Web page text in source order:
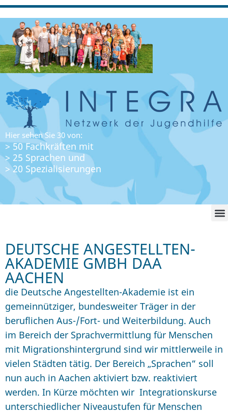
Hier sehen Sie 30 von:
> 50 Fachkräften mit
> 25 Sprachen und
> 20 Spezialisierungen
DEUTSCHE ANGESTELLTEN-
AKADEMIE GMBH DAA
AACHEN
die Deutsche Angestellten-Akademie ist ein
gemeinnütziger, bundesweiter Träger in der
beruflichen Aus-/Fort- und Weiterbildung. Auch
im Bereich der Sprachvermittlung für Menschen
mit Migrationshintergrund sind wir mittlerweile in
vielen Städten tätig. Der Bereich „Sprachen“ soll
nun auch in Aachen aktiviert bzw. reaktiviert
werden. In Kürze möchten wir Integrationskurse
unterschiedlicher Niveaustufen für Menschen